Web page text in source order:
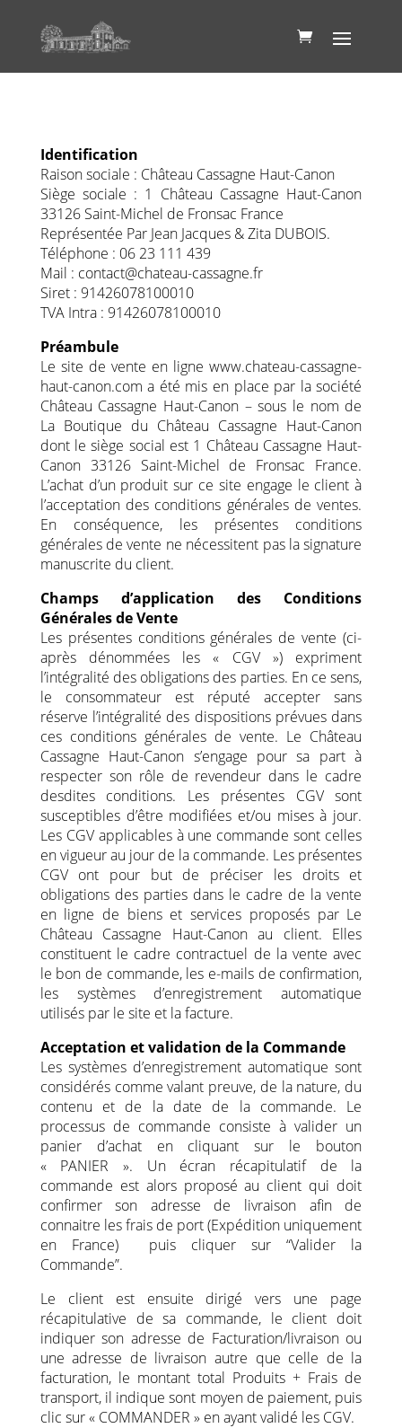
Identification
Raison sociale : Château Cassagne Haut-Canon
Siège sociale : 1 Château Cassagne Haut-Canon
33126 Saint-Michel de Fronsac France
Représentée Par Jean Jacques & Zita DUBOIS.
Téléphone : 06 23 111 439
Mail : contact@chateau-cassagne.fr
Siret : 91426078100010
TVA Intra : 91426078100010
Préambule
Le site de vente en ligne www.chateau-cassagne-
haut-canon.com a été mis en place par la société
Château Cassagne Haut-Canon – sous le nom de
La Boutique du Château Cassagne Haut-Canon
dont le siège social est 1 Château Cassagne Haut-
Canon 33126 Saint-Michel de Fronsac France.
L’achat d’un produit sur ce site engage le client à
l’acceptation des conditions générales de ventes.
En conséquence, les présentes conditions
générales de vente ne nécessitent pas la signature
manuscrite du client.
Champs d’application des Conditions
Générales de Vente
Les présentes conditions générales de vente (ci-
après dénommées les « CGV ») expriment
l’intégralité des obligations des parties. En ce sens,
le consommateur est réputé accepter sans
réserve l’intégralité des dispositions prévues dans
ces conditions générales de vente. Le Château
Cassagne Haut-Canon s’engage pour sa part à
respecter son rôle de revendeur dans le cadre
desdites conditions. Les présentes CGV sont
susceptibles d’être modifiées et/ou mises à jour.
Les CGV applicables à une commande sont celles
en vigueur au jour de la commande. Les présentes
CGV ont pour but de préciser les droits et
obligations des parties dans le cadre de la vente
en ligne de biens et services proposés par Le
Château Cassagne Haut-Canon au client. Elles
constituent le cadre contractuel de la vente avec
le bon de commande, les e-mails de confirmation,
les systèmes d’enregistrement automatique
utilisés par le site et la facture.
Acceptation et validation de la Commande
Les systèmes d’enregistrement automatique sont
considérés comme valant preuve, de la nature, du
contenu et de la date de la commande. Le
processus de commande consiste à valider un
panier d’achat en cliquant sur le bouton
« PANIER ». Un écran récapitulatif de la
commande est alors proposé au client qui doit
confirmer son adresse de livraison afin de
connaitre les frais de port (Expédition uniquement
en France) puis cliquer sur “Valider la
Commande”.
Le client est ensuite dirigé vers une page
récapitulative de sa commande, le client doit
indiquer son adresse de Facturation/livraison ou
une adresse de livraison autre que celle de la
facturation, le montant total Produits + Frais de
transport, il indique sont moyen de paiement, puis
clic sur « COMMANDER » en ayant validé les CGV.